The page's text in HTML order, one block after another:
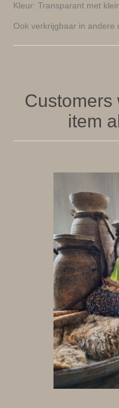
Kleur: Transparant met
Ook verkrijgbaar in andere
Customers
item